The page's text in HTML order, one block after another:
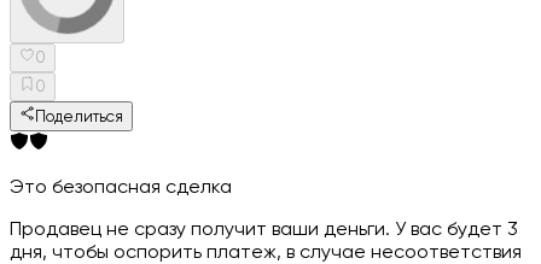
0
0
Поделиться
Это безопасная сделка
Продавец не сразу получит ваши деньги. У вас будет 3
дня, чтобы оспорить платеж, в случае несоответствия